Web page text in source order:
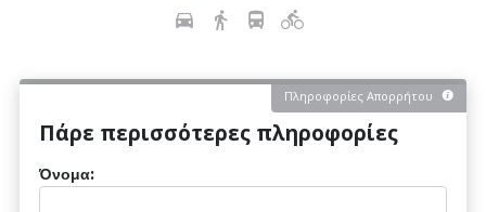
Πληροφορίες Απορρήτου
Πάρε περισσότερες πληροφορίες
Όνομα: